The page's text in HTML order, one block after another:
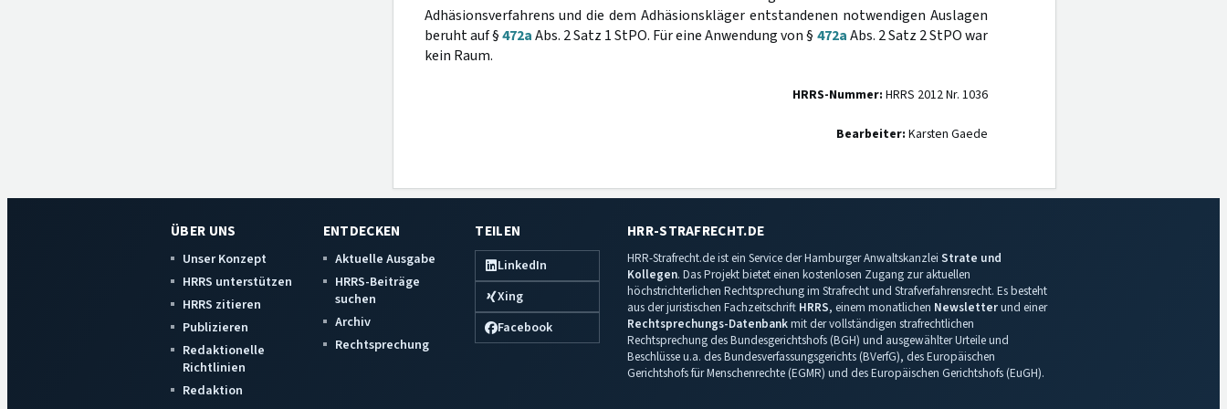
Adhäsionsverfahrens und die dem Adhäsionskläger entstandenen notwendigen Auslagen
beruht auf §472aAbs. 2 Satz 1 StPO. Für eine Anwendung von § 472aAbs. 2 Satz 2 StPO war
kein Raum.
HRRS-Nummer: HRRS 2012 Nr. 1036
Bearbeiter: Karsten Gaede
ÜBER UNS
Unser Konzept
HRRS unterstützen
HRRS zitieren
Publizieren
Redaktionelle
Richtlinien
Redaktion
ENTDECKEN
Aktuelle Ausgabe
HRRS-Beiträge
suchen
Archiv
Rechtsprechung
TEILEN
LinkedIn
Xing
Facebook
HRR-STRAFRECHT.DE
HRR-Strafrecht.de ist ein Service der Hamburger Anwaltskanzlei Strate und
Kollegen. Das Projekt bietet einen kostenlosen Zugang zur aktuellen
höchstrichterlichen Rechtsprechung im Strafrecht und Strafverfahrensrecht. Es besteht
aus der juristischen Fachzeitschrift HRRS, einem monatlichen Newsletterund einer
Rechtsprechungs-Datenbankmit der vollständigen strafrechtlichen
Rechtsprechung des Bundesgerichtshofs (BGH) und ausgewählter Urteile und
Beschlüsse u.a. des Bundesverfassungsgerichts (BVerfG), des Europäischen
Gerichtshofs für Menschenrechte (EGMR) und des Europäischen Gerichtshofs (EuGH).